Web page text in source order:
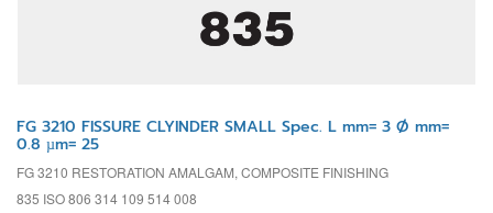
FG 3210 FISSURE CLYINDER SMALL Spec. L mm= 3 Ø mm=
0.8 µm= 25
FG 3210 RESTORATION AMALGAM, COMPOSITE FINISHING
835 ISO 806 314 109 514 008